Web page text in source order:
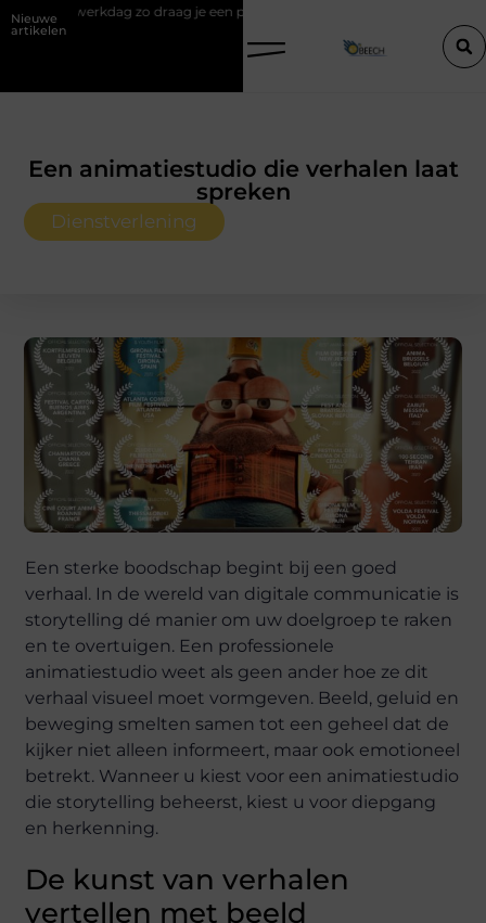
Nieuwe
artikelen
je een polo stijlvol Een vastgoedcoach als start van een
Een animatiestudio die verhalen laat
spreken
Dienstverlening
Een sterke boodschap begint bij een goed
verhaal. In de wereld van digitale communicatie is
storytelling dé manier om uw doelgroep te raken
en te overtuigen. Een professionele
animatiestudio weet als geen ander hoe ze dit
verhaal visueel moet vormgeven. Beeld, geluid en
beweging smelten samen tot een geheel dat de
kijker niet alleen informeert, maar ook emotioneel
betrekt. Wanneer u kiest voor een animatiestudio
die storytelling beheerst, kiest u voor diepgang
en herkenning.
De kunst van verhalen
vertellen met beeld